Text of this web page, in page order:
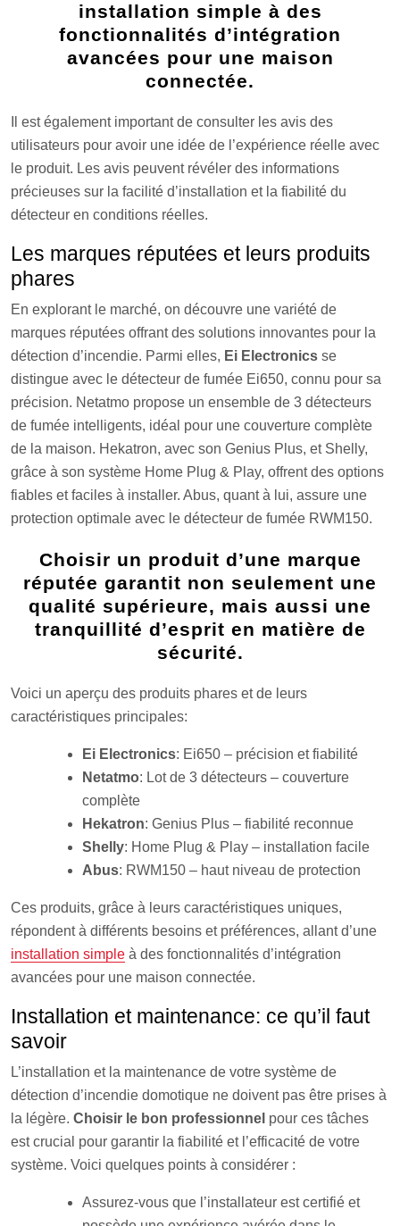
installation simple à des
fonctionnalités d’intégration
avancées pour une maison
connectée.
Il est également important de consulter les avis des
utilisateurs pour avoir une idée de l’expérience réelle avec
le produit. Les avis peuvent révéler des informations
précieuses sur la facilité d’installation et la fiabilité du
détecteur en conditions réelles.
Les marques réputées et leurs produits
phares
En explorant le marché, on découvre une variété de
marques réputées offrant des solutions innovantes pour la
détection d’incendie. Parmi elles, Ei Electronics se
distingue avec le détecteur de fumée Ei650, connu pour sa
précision. Netatmo propose un ensemble de 3 détecteurs
de fumée intelligents, idéal pour une couverture complète
de la maison. Hekatron, avec son Genius Plus, et Shelly,
grâce à son système Home Plug & Play, offrent des options
fiables et faciles à installer. Abus, quant à lui, assure une
protection optimale avec le détecteur de fumée RWM150.
Choisir un produit d’une marque
réputée garantit non seulement une
qualité supérieure, mais aussi une
tranquillité d’esprit en matière de
sécurité.
Voici un aperçu des produits phares et de leurs
caractéristiques principales:
Ei Electronics: Ei650 – précision et fiabilité
Netatmo: Lot de 3 détecteurs – couverture
complète
Hekatron: Genius Plus – fiabilité reconnue
Shelly: Home Plug & Play – installation facile
Abus: RWM150 – haut niveau de protection
Ces produits, grâce à leurs caractéristiques uniques,
répondent à différents besoins et préférences, allant d’une
installation simple à des fonctionnalités d’intégration
avancées pour une maison connectée.
Installation et maintenance: ce qu’il faut
savoir
L’installation et la maintenance de votre système de
détection d’incendie domotique ne doivent pas être prises à
la légère. Choisir le bon professionnel pour ces tâches
est crucial pour garantir la fiabilité et l’efficacité de votre
système. Voici quelques points à considérer :
Assurez-vous que l’installateur est certifié et